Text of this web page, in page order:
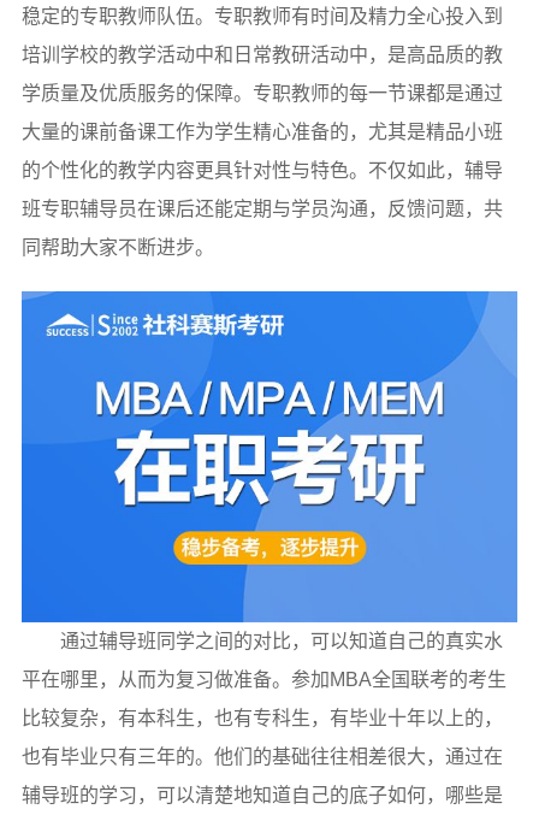
稳定的专职教师队伍。专职教师有时间及精力全心投入到
培训学校的教学活动中和日常教研活动中，是高品质的教
学质量及优质服务的保障。专职教师的每一节课都是通过
大量的课前备课工作为学生精心准备的，尤其是精品小班
的个性化的教学内容更具针对性与特色。不仅如此，辅导
班专职辅导员在课后还能定期与学员沟通，反馈问题，共
同帮助大家不断进步。
通过辅导班同学之间的对比，可以知道自己的真实水
平在哪里，从而为复习做准备。参加MBA全国联考的考生
比较复杂，有本科生，也有专科生，有毕业十年以上的，
也有毕业只有三年的。他们的基础往往相差很大，通过在
辅导班的学习，可以清楚地知道自己的底子如何，哪些是